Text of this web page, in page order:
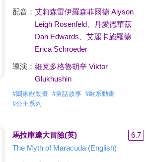
配音： 艾莉森雷伊羅森菲爾德 Alyson
Leigh Rosenfeld、 丹愛德華茲
Dan Edwards
艾麗卡施羅德
Erica Schroeder
導演： 維克多格魯胡辛 Viktor
Glukhushin
#闔家歡動畫 #童話故事 #歐系動畫
#公主系列
馬拉庫達大冒險(英)
6.7
The Myth of Maracuda (English)